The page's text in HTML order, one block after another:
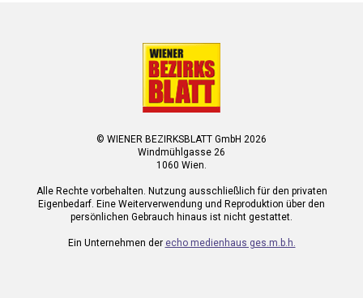
© WIENER BEZIRKSBLATT GmbH 2026
Windmühlgasse 26
1060 Wien.
Alle Rechte vorbehalten. Nutzung ausschließlich für den privaten
Eigenbedarf. Eine Weiterverwendung und Reproduktion über den
persönlichen Gebrauch hinaus ist nicht gestattet.
Ein Unternehmen der echo medienhaus ges.m.b.h.